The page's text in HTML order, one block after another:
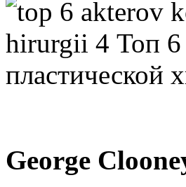
George